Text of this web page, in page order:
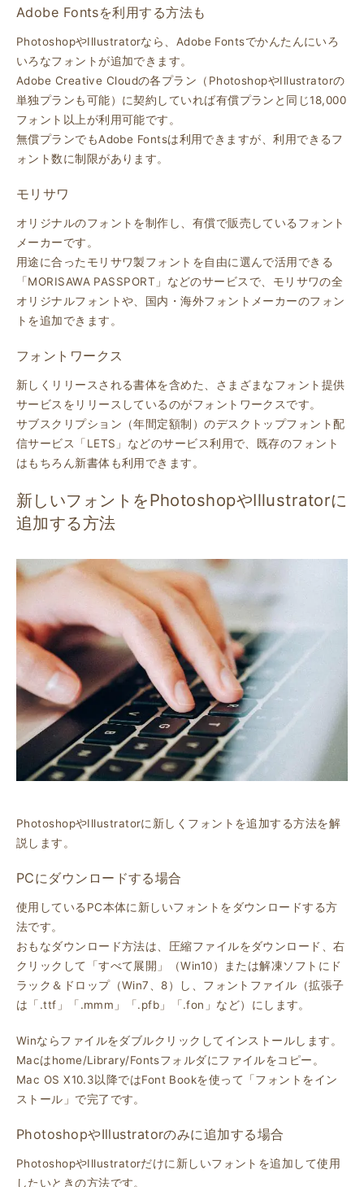
Adobe Fontsを利用する方法も
PhotoshopやIllustratorなら、Adobe Fontsでかんたんにいろ
いろなフォントが追加できます。
Adobe Creative Cloudの各プラン（PhotoshopやIllustratorの
単独プランも可能）に契約していれば有償プランと同じ18,000
フォント以上が利用可能です。
無償プランでもAdobe Fontsは利用できますが、利用できるフ
ォント数に制限があります。
モリサワ
オリジナルのフォントを制作し、有償で販売しているフォント
メーカーです。
用途に合ったモリサワ製フォントを自由に選んで活用できる
「MORISAWA PASSPORT」などのサービスで、モリサワの全
オリジナルフォントや、国内・海外フォントメーカーのフォン
トを追加できます。
フォントワークス
新しくリリースされる書体を含めた、さまざまなフォント提供
サービスをリリースしているのがフォントワークスです。
サブスクリプション（年間定額制）のデスクトップフォント配
信サービス「LETS」などのサービス利用で、既存のフォント
はもちろん新書体も利用できます。
新しいフォントをPhotoshopやIllustratorに
追加する方法
PhotoshopやIllustratorに新しくフォントを追加する方法を解
説します。
PCにダウンロードする場合
使用しているPC本体に新しいフォントをダウンロードする方
法です。
おもなダウンロード方法は、圧縮ファイルをダウンロード、右
クリックして「すべて展開」（Win10）または解凍ソフトにド
ラック＆ドロップ（Win7、8）し、フォントファイル（拡張子
は「.ttf」「.mmm」「.pfb」「.fon」など）にします。
Winならファイルをダブルクリックしてインストールします。
Macはhome/Library/Fontsフォルダにファイルをコピー。
Mac OS X10.3以降ではFont Bookを使って「フォントをイン
ストール」で完了です。
PhotoshopやIllustratorのみに追加する場合
PhotoshopやIllustratorだけに新しいフォントを追加して使用
したいときの方法です。